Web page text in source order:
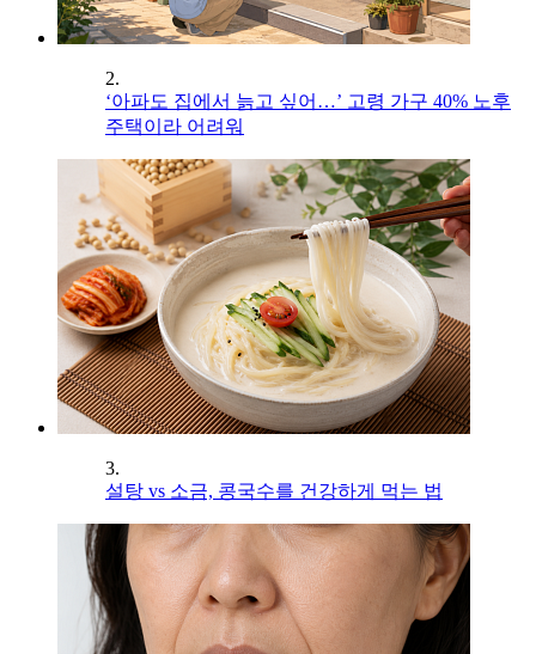
2.
‘아파도 집에서 늙고 싶어…’ 고령 가구 40% 노후
주택이라 어려워
3.
설탕 vs 소금, 콩국수를 건강하게 먹는 법